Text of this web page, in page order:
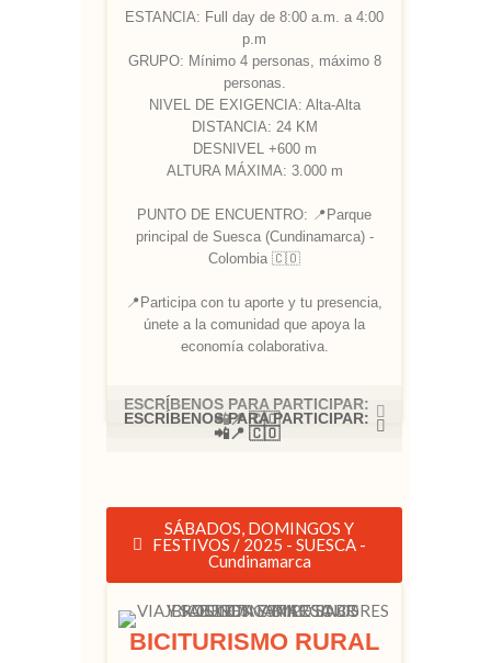
ESTANCIA: Full day de 8:00 a.m. a 4:00
p.m
GRUPO: Mínimo 4 personas, máximo 8
personas.
NIVEL DE EXIGENCIA: Alta-Alta
DISTANCIA: 24 KM
DESNIVEL +600 m
ALTURA MÁXIMA: 3.000 m
PUNTO DE ENCUENTRO: 📍Parque
principal de Suesca (Cundinamarca) -
Colombia 🇨🇴
📍Participa con tu aporte y tu presencia,
únete a la comunidad que apoya la
economía colaborativa.
ESCRÍBENOS PARA PARTICIPAR:
📲📍 🇨🇴
ESCRÍBENOS PARA PARTICIPAR:
📲📍 🇨🇴
SÁBADOS, DOMINGOS Y
FESTIVOS / 2025 - SUESCA -
Cundinamarca
BICITURISMO RURAL